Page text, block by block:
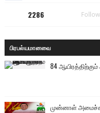
2286
பிரபல்யமானவை
84
முன்னாள்